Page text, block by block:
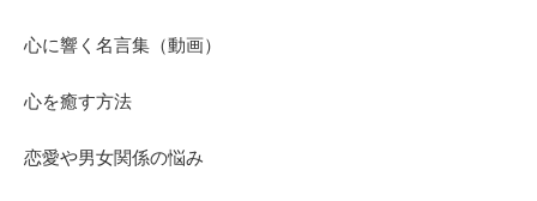
心に響く名言集（動画）
心を癒す方法
恋愛や男女関係の悩み